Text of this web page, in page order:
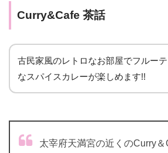
Curry&Cafe 茶話
古民家風のレトロなお部屋でフルー
なスパイスカレーが楽しめます!!
太宰府天満宮の近くのCurry